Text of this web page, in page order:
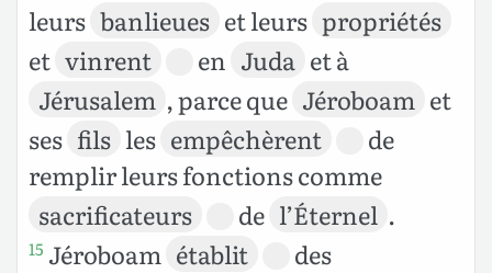
leurs banlieues et leurs propriétés
et vinrent en Juda et à
Jérusalem , parce que Jéroboam et
ses fils les empêchèrent
de
remplir leurs fonctions comme
sacrificateurs
de l’Éternel .
15 Jéroboam établit
des